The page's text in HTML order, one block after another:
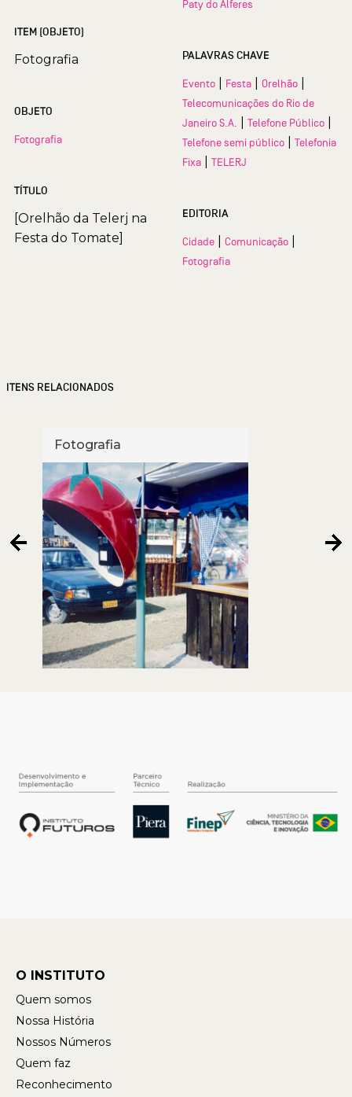
ITEM (OBJETO)
Fotografia
OBJETO
Fotografia
TÍTULO
[Orelhão da Telerj na
Festa do Tomate]
Paty do Alferes
PALAVRAS CHAVE
Evento Festa Orelhão
Telecomunicações do Rio de
Janeiro S.A.
Telefone Público
Telefone semi público
Telefonia
Fixa
TELERJ
EDITORIA
Cidade Comunicação
Fotografia
ITENS RELACIONADOS
Fotografia
O INSTITUTO
Quem somos
Nossa História
Nossos Números
Quem faz
Reconhecimento